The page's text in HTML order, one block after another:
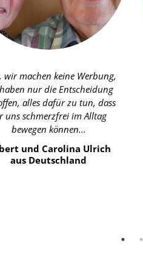
wir machen keine Werbung,
nur die Entscheidung
alles dafür zu tun, dass
uns schmerzfrei im Alltag
bewegen können...
und Carolina Ulrich
aus Deutschland